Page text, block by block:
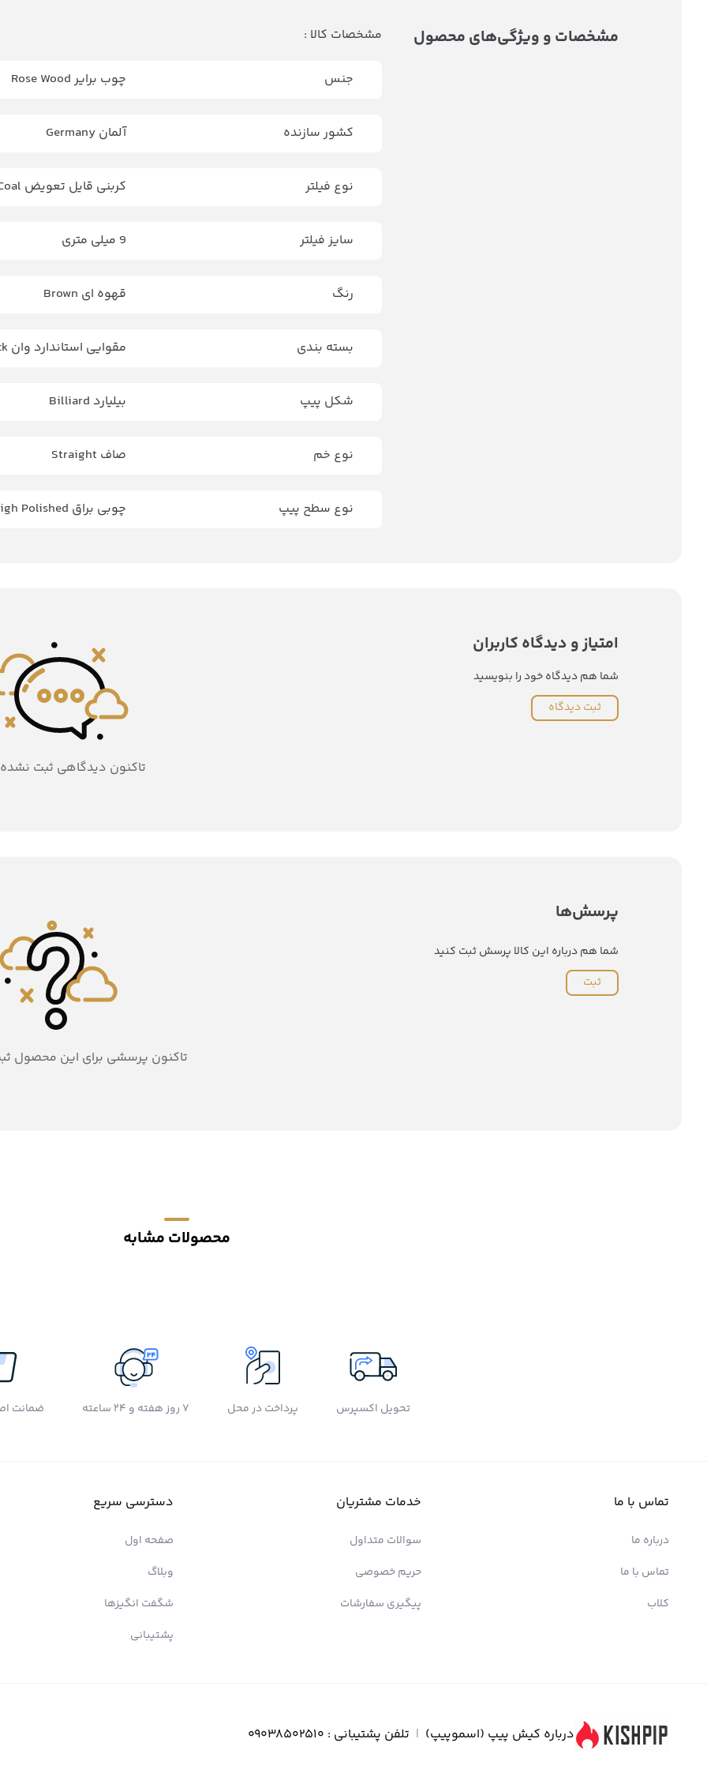
مشخصات و ویژگی‌های محصول مشخصات کالا :
جنس چوب برایر Rose Wood
کشور سازنده آلمان Germany
نوع فیلتر کربنی قایل تعویض CharCoal
سایز فیلتر 9 میلی متری
رنگ قهوه ای Brown
بسته بندی مقوایی استاندارد وان Vauen Reg Pack
شکل پیپ بیلیارد Billiard
نوع خم صاف Straight
نوع سطح پیپ چوبی براق High Polished
امتیاز و دیدگاه کاربران
شما هم دیدگاه خود را بنویسید
ثبت دیدگاه
تاکنون دیدگاهی ثبت
پرسش‌ها
شما هم درباره این کالا پرسش ثبت کنید
ثبت
تاکنون پرسشی برای این محصول
محصولات مشابه
تحویل اکسپرس پرداخت در محل 7 روز هفته و 24 ساعته ضمانت
تماس با ما
درباره ما
تماس با ما
کلاب
خدمات مشتریان
سوالات متداول
حریم خصوصی
پیگیری سفارشات
دسترسی سریع
صفحه اول
وبلاگ
شگفت انگیزها
پشتیبانی
درباره کیش پیپ (اسموپیپ) | تلفن پشتیبانی : 09038502510